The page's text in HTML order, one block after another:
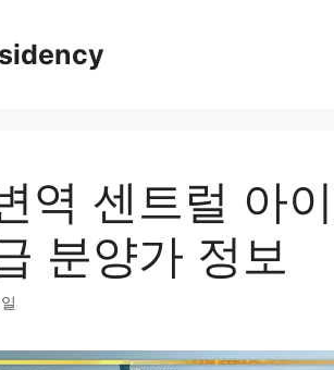
역 센트럴 아
분양가 정보